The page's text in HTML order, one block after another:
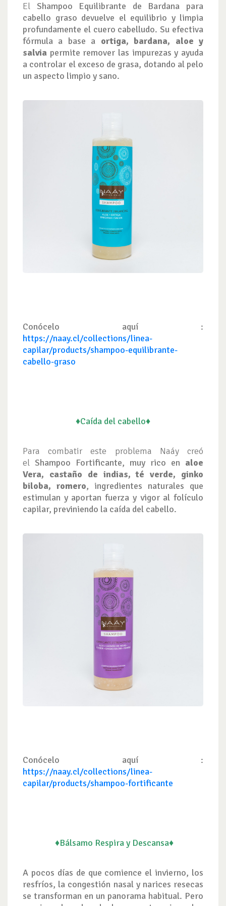
El Shampoo Equilibrante de Bardana para
cabello graso devuelve el equilibrio y limpia
profundamente el cuero cabelludo. Su efectiva
fórmula a base a ortiga, bardana, aloe y
salvia permite remover las impurezas y ayuda
a controlar el exceso de grasa, dotando al pelo
un aspecto limpio y sano.
Conócelo aquí :
https://naay.cl/collections/linea-
capilar/products/shampoo-equilibrante-
cabello-graso
♦Caída del cabello♦
Para combatir este problema Naáy creó
el Shampoo Fortificante, muy rico en aloe
Vera, castaño de indias, té verde, ginko
biloba, romero, ingredientes naturales que
estimulan y aportan fuerza y vigor al folículo
capilar, previniendo la caída del cabello.
Conócelo aquí :
https://naay.cl/collections/linea-
capilar/products/shampoo-fortificante
♦Bálsamo Respira y Descansa♦
A pocos días de que comience el invierno, los
resfríos, la congestión nasal y narices resecas
se transforman en un panorama habitual. Pero